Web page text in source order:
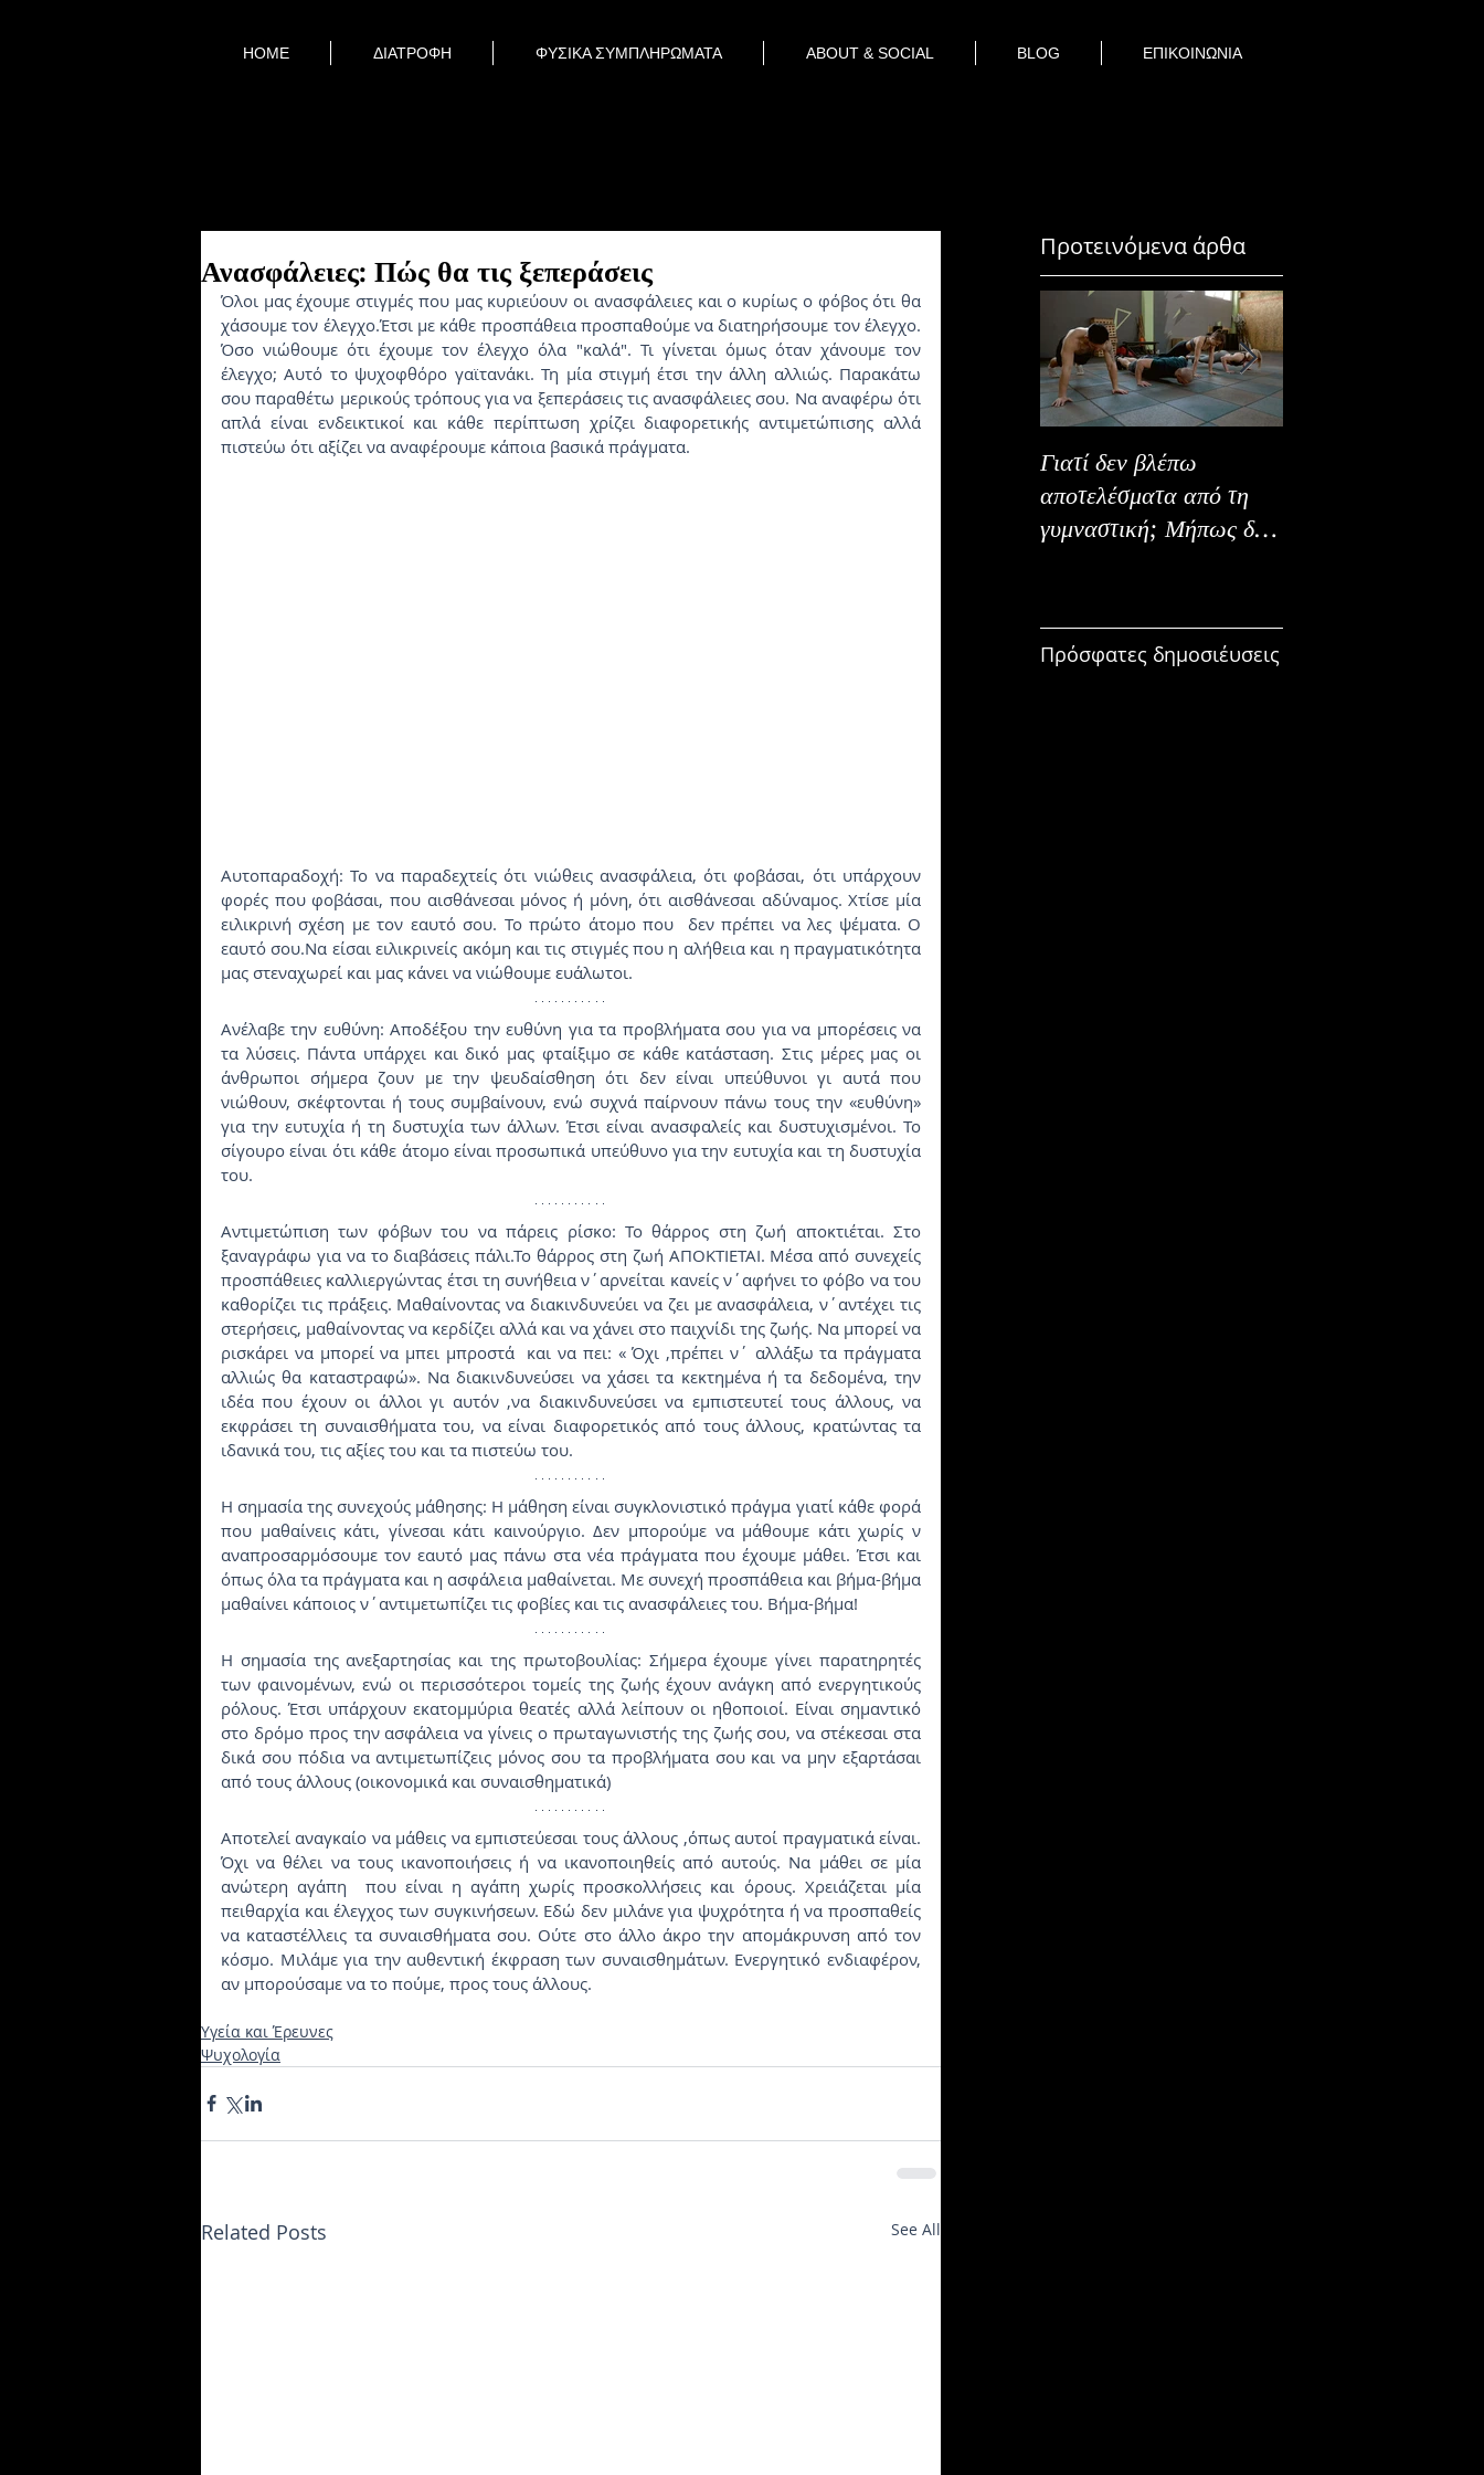
Ανασφάλειες: Πώς θα τις ξεπεράσεις
Όλοι μας έχουμε στιγμές που μας κυριεύουν οι ανασφάλειες και ο κυρίως ο φόβος ότι θα
χάσουμε τον έλεγχο.Έτσι με κάθε προσπάθεια προσπαθούμε να διατηρήσουμε τον έλεγχο.
Όσο νιώθουμε ότι έχουμε τον έλεγχο όλα "καλά". Τι γίνεται όμως όταν χάνουμε τον
έλεγχο; Αυτό το ψυχοφθόρο γαϊτανάκι. Τη μία στιγμή έτσι την άλλη αλλιώς. Παρακάτω
σου παραθέτω μερικούς τρόπους για να ξεπεράσεις τις ανασφάλειες σου. Να αναφέρω ότι
απλά είναι ενδεικτικοί και κάθε περίπτωση χρίζει διαφορετικής αντιμετώπισης αλλά
πιστεύω ότι αξίζει να αναφέρουμε κάποια βασικά πράγματα.
Αυτοπαραδοχή: Το να παραδεχτείς ότι νιώθεις ανασφάλεια, ότι φοβάσαι, ότι υπάρχουν
φορές που φοβάσαι, που αισθάνεσαι μόνος ή μόνη, ότι αισθάνεσαι αδύναμος. Χτίσε μία
ειλικρινή σχέση με τον εαυτό σου. Το πρώτο άτομο που  δεν πρέπει να λες ψέματα. Ο
εαυτό σου.Να είσαι ειλικρινείς ακόμη και τις στιγμές που η αλήθεια και η πραγματικότητα
μας στεναχωρεί και μας κάνει να νιώθουμε ευάλωτοι.
Ανέλαβε την ευθύνη: Αποδέξου την ευθύνη για τα προβλήματα σου για να μπορέσεις να
τα λύσεις. Πάντα υπάρχει και δικό μας φταίξιμο σε κάθε κατάσταση. Στις μέρες μας οι
άνθρωποι σήμερα ζουν με την ψευδαίσθηση ότι δεν είναι υπεύθυνοι γι αυτά που
νιώθουν, σκέφτονται ή τους συμβαίνουν, ενώ συχνά παίρνουν πάνω τους την «ευθύνη»
για την ευτυχία ή τη δυστυχία των άλλων. Έτσι είναι ανασφαλείς και δυστυχισμένοι. Το
σίγουρο είναι ότι κάθε άτομο είναι προσωπικά υπεύθυνο για την ευτυχία και τη δυστυχία
του.
Αντιμετώπιση των φόβων του να πάρεις ρίσκο: Το θάρρος στη ζωή αποκτιέται. Στο
ξαναγράφω για να το διαβάσεις πάλι.Το θάρρος στη ζωή ΑΠΟΚΤΙΕΤΑΙ. Μέσα από συνεχείς
προσπάθειες καλλιεργώντας έτσι τη συνήθεια ν΄αρνείται κανείς ν΄αφήνει το φόβο να του
καθορίζει τις πράξεις. Μαθαίνοντας να διακινδυνεύει να ζει με ανασφάλεια, ν΄αντέχει τις
στερήσεις, μαθαίνοντας να κερδίζει αλλά και να χάνει στο παιχνίδι της ζωής. Να μπορεί να
ρισκάρει να μπορεί να μπει μπροστά  και να πει: « Όχι ,πρέπει ν΄ αλλάξω τα πράγματα
αλλιώς θα καταστραφώ». Να διακινδυνεύσει να χάσει τα κεκτημένα ή τα δεδομένα, την
ιδέα που έχουν οι άλλοι γι αυτόν ,να διακινδυνεύσει να εμπιστευτεί τους άλλους, να
εκφράσει τη συναισθήματα του, να είναι διαφορετικός από τους άλλους, κρατώντας τα
ιδανικά του, τις αξίες του και τα πιστεύω του.
Η σημασία της συνεχούς μάθησης: Η μάθηση είναι συγκλονιστικό πράγμα γιατί κάθε φορά
που μαθαίνεις κάτι, γίνεσαι κάτι καινούργιο. Δεν μπορούμε να μάθουμε κάτι χωρίς ν
αναπροσαρμόσουμε τον εαυτό μας πάνω στα νέα πράγματα που έχουμε μάθει. Έτσι και
όπως όλα τα πράγματα και η ασφάλεια μαθαίνεται. Με συνεχή προσπάθεια και βήμα-βήμα
μαθαίνει κάποιος ν΄αντιμετωπίζει τις φοβίες και τις ανασφάλειες του. Βήμα-βήμα!
Η σημασία της ανεξαρτησίας και της πρωτοβουλίας: Σήμερα έχουμε γίνει παρατηρητές
των φαινομένων, ενώ οι περισσότεροι τομείς της ζωής έχουν ανάγκη από ενεργητικούς
ρόλους. Έτσι υπάρχουν εκατομμύρια θεατές αλλά λείπουν οι ηθοποιοί. Είναι σημαντικό
στο δρόμο προς την ασφάλεια να γίνεις ο πρωταγωνιστής της ζωής σου, να στέκεσαι στα
δικά σου πόδια να αντιμετωπίζεις μόνος σου τα προβλήματα σου και να μην εξαρτάσαι
από τους άλλους (οικονομικά και συναισθηματικά)
Αποτελεί αναγκαίο να μάθεις να εμπιστεύεσαι τους άλλους ,όπως αυτοί πραγματικά είναι.
Όχι να θέλει να τους ικανοποιήσεις ή να ικανοποιηθείς από αυτούς. Να μάθει σε μία
ανώτερη αγάπη  που είναι η αγάπη χωρίς προσκολλήσεις και όρους. Χρειάζεται μία
πειθαρχία και έλεγχος των συγκινήσεων. Εδώ δεν μιλάνε για ψυχρότητα ή να προσπαθείς
να καταστέλλεις τα συναισθήματα σου. Ούτε στο άλλο άκρο την απομάκρυνση από τον
κόσμο. Μιλάμε για την αυθεντική έκφραση των συναισθημάτων. Ενεργητικό ενδιαφέρον,
αν μπορούσαμε να το πούμε, προς τους άλλους.
Υγεία και Έρευνες
Ψυχολογία
Related Posts See All
Προτεινόμενα άρθα
Γιατί δεν βλέπω
αποτελέσματα από τη
γυμναστική; Μήπως δεν
Πρόσφατες δημοσιέυσεις
HOME ΔΙΑΤΡΟΦΗ ΦΥΣΙΚΑ ΣΥΜΠΛΗΡΩΜΑΤΑ ABOUT & SOCIAL BLOG ΕΠΙΚΟΙΝΩΝΙΑ